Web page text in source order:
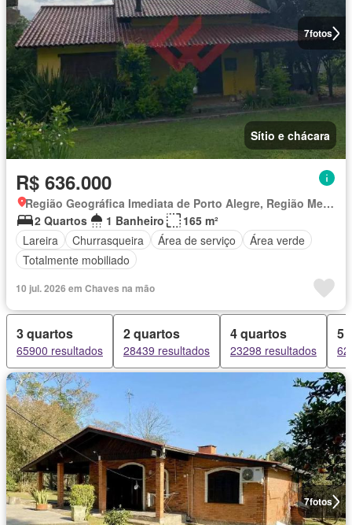
7fotos
Sítio e chácara
R$ 636.000
Região Geográfica Imediata de Porto Alegre, Região Metropolitana de Porto Alegre
2 Quartos
1 Banheiro
165 m²
Lareira
Churrasqueira Área de serviço
Área verde
Totalmente mobiliado
10 jul. 2026 em Chaves na mão
3 quartos
65900 resultados
2 quartos
28439 resultados
4 quartos
23298 resultados
5
7fotos